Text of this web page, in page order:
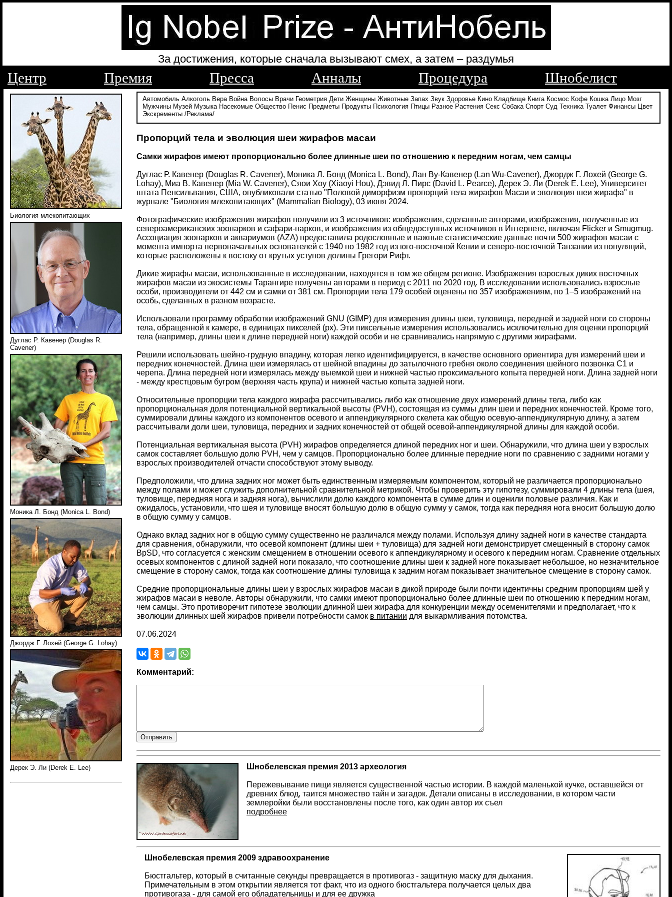
За достижения, которые сначала вызывают смех, а затем – раздумья
Центр Премия Пресса Анналы Процедура Шнобелист
Биология млекопитающих
Дуглас Р. Кавенер (Douglas R.
Cavener)
Моника Л. Бонд (Monica L. Bond)
Джордж Г. Лохей (George G. Lohay)
Дерек Э. Ли (Derek E. Lee)
Автомобиль Алкоголь Вера Война Волосы Врачи Геометрия Дети Женщины Животные Запах Звук Здоровье Кино Кладбище Книга Космос Кофе Кошка Лицо Мозг
Мужчины Музей Музыка Насекомые Общество Пенис Предметы Продукты Психология Птицы Разное Растения Секс Собака Спорт Суд Техника Туалет Финансы
Цвет
Экскременты /Реклама/
Пропорций тела и эволюция шеи жирафов масаи
Cамки жирафов имеют пропорционально более длинные шеи по отношению к передним ногам, чем самцы
Дуглас Р. Кавенер (Douglas R. Cavener), Моника Л. Бонд (Monica L. Bond), Лан Ву-Кавенер (Lan Wu-Cavener), Джордж Г. Лохей (George G.
Lohay), Миа В. Кавенер (Mia W. Cavener), Сяои Хоу (Xiaoyi Hou), Дэвид Л. Пирс (David L. Pearce), Дерек Э. Ли (Derek E. Lee), Университет
штата Пенсильвания, США, опубликовали статью "Половой диморфизм пропорций тела жирафов Масаи и эволюция шеи жирафа" в
журнале "Биология млекопитающих" (Mammalian Biology), 03 июня 2024.
Фотографические изображения жирафов получили из 3 источников: изображения, сделанные авторами, изображения, полученные из
североамериканских зоопарков и сафари-парков, и изображения из общедоступных источников в Интернете, включая Flicker и Smugmug.
Ассоциация зоопарков и аквариумов (AZA) предоставила родословные и важные статистические данные почти 500 жирафов масаи с
момента импорта первоначальных основателей с 1940 по 1982 год из юго-восточной Кении и северо-восточной Танзании из популяций,
которые расположены к востоку от крутых уступов долины Грегори Рифт.
Дикие жирафы масаи, использованные в исследовании, находятся в том же общем регионе. Изображения взрослых диких восточных
жирафов масаи из экосистемы Тарангире получены авторами в период с 2011 по 2020 год. В исследовании использовались взрослые
особи, производители от 442 см и самки от 381 см. Пропорции тела 179 особей оценены по 357 изображениям, по 1–5 изображений на
особь, сделанных в разном возрасте.
Использовали программу обработки изображений GNU (GIMP) для измерения длины шеи, туловища, передней и задней ноги со стороны
тела, обращенной к камере, в единицах пикселей (px). Эти пиксельные измерения использовались исключительно для оценки пропорций
тела (например, длины шеи к длине передней ноги) каждой особи и не сравнивались напрямую с другими жирафами.
Решили использовать шейно-грудную впадину, которая легко идентифицируется, в качестве основного ориентира для измерений шеи и
передних конечностей. Длина шеи измерялась от шейной впадины до затылочного гребня около соединения шейного позвонка C1 и
черепа. Длина передней ноги измерялась между выемкой шеи и нижней частью проксимального копыта передней ноги. Длина задней ноги
- между крестцовым бугром (верхняя часть крупа) и нижней частью копыта задней ноги.
Относительные пропорции тела каждого жирафа рассчитывались либо как отношение двух измерений длины тела, либо как
пропорциональная доля потенциальной вертикальной высоты (PVH), состоящая из суммы длин шеи и передних конечностей. Кроме того,
суммировали длины каждого из компонентов осевого и аппендикулярного скелета как общую осевую-аппендикулярную длину, а затем
рассчитывали доли шеи, туловища, передних и задних конечностей от общей осевой-аппендикулярной длины для каждой особи.
Потенциальная вертикальная высота (PVH) жирафов определяется длиной передних ног и шеи. Обнаружили, что длина шеи у взрослых
самок составляет большую долю PVH, чем у самцов. Пропорционально более длинные передние ноги по сравнению с задними ногами у
взрослых производителей отчасти способствуют этому выводу.
Предположили, что длина задних ног может быть единственным измеряемым компонентом, который не различается пропорционально
между полами и может служить дополнительной сравнительной метрикой. Чтобы проверить эту гипотезу, суммировали 4 длины тела (шея,
туловище, передняя нога и задняя нога), вычислили долю каждого компонента в сумме длин и оценили половые различия. Как и
ожидалось, установили, что шея и туловище вносят большую долю в общую сумму у самок, тогда как передняя нога вносит большую долю
в общую сумму у самцов.
Однако вклад задних ног в общую сумму существенно не различался между полами. Используя длину задней ноги в качестве стандарта
для сравнения, обнаружили, что осевой компонент (длины шеи + туловища) для задней ноги демонстрирует смещенный в сторону самок
BpSD, что согласуется с женским смещением в отношении осевого к аппендикулярному и осевого к передним ногам. Сравнение отдельных
осевых компонентов с длиной задней ноги показало, что соотношение длины шеи к задней ноге показывает небольшое, но незначительное
смещение в сторону самок, тогда как соотношение длины туловища к задним ногам показывает значительное смещение в сторону самок.
Средние пропорциональные длины шеи у взрослых жирафов масаи в дикой природе были почти идентичны средним пропорциям шей у
жирафов масаи в неволе. Авторы обнаружили, что самки имеют пропорционально более длинные шеи по отношению к передним ногам,
чем самцы. Это противоречит гипотезе эволюции длинной шеи жирафа для конкуренции между осеменителями и предполагает, что к
эволюции длинных шей жирафов привели потребности самок в питании для выкармливания потомства.
07.06.2024
Комментарий:
Шнобелевская премия 2013 археология
Пережевывание пищи является существенной частью истории. В каждой маленькой кучке, оставшейся от
древних блюд, таится множество тайн и загадок. Детали описаны в исследовании, в котором части
землеройки были восстановлены после того, как один автор их съел
подробнее
Шнобелевская премия 2009 здравоохранение
Бюстгальтер, который в считанные секунды превращается в противогаз - защитную маску для дыхания.
Примечательным в этом открытии является тот факт, что из одного бюстгальтера получается целых два
противогаза - для самой его обладательницы и для ее дружка